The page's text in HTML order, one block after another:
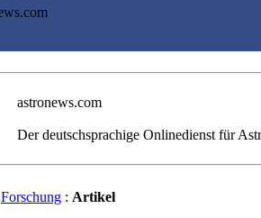
astronews.com
Der deutschsprachige Onlinedienst für
Forschung : Artikel